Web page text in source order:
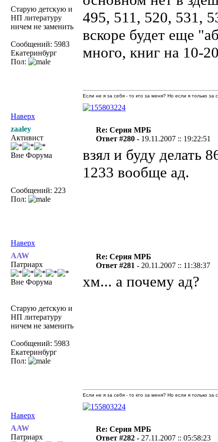
Старую детскую и
НП литературу
ничем не заменить
Сообщений: 5983
Екатеринбург
Пол:
495, 511, 520, 531,
вскоре будет еще
много, книг на 10-
Наверх
Если не я за себя - то кто за меня? Но если я только
zaaley
Активист
Вне Форума
Сообщений: 223
Пол:
Re: Серия МРБ
Ответ #280 - 19.11.2007 :: 19:22:51
взял и буду делать
1233 вообще ад.
Наверх
AAW
Патриарх
Вне Форума
Старую детскую и
НП литературу
ничем не заменить
Сообщений: 5983
Екатеринбург
Пол:
Re: Серия МРБ
Ответ #281 - 20.11.2007 :: 11:38:37
хм... а почему ад?
Наверх
Если не я за себя - то кто за меня? Но если я только
AAW
Патриарх
Re: Серия МРБ
Ответ #282 - 27.11.2007 :: 05:58:23